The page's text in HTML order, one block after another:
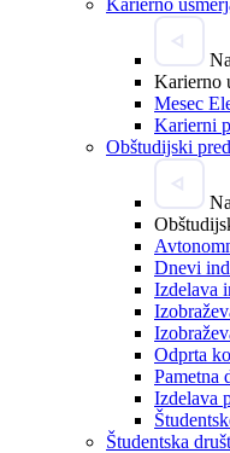
Karierno
Karierno
Mesec
Karierni
Obštudijski
Dnevi
Izdelava
Odprta
Pametna
Izdelava
Študentska